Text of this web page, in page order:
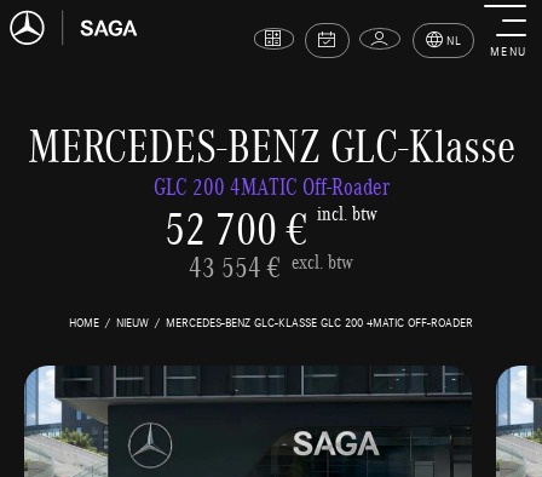
NL
MENU
MERCEDES-BENZ GLC-Klasse
GLC 200 4MATIC Off-Roader
52 700 € incl. btw
43 554 € excl. btw
HOME NIEUW MERCEDES-BENZ GLC-KLASSE GLC 200 4MATIC OFF-ROADER